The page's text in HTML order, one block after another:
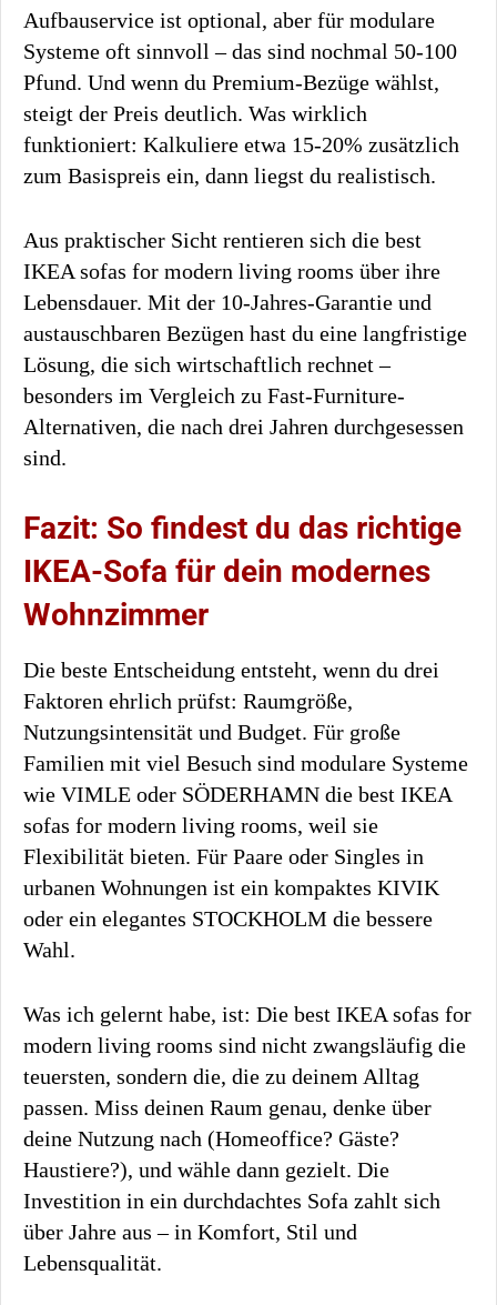
Aufbauservice ist optional, aber für modulare
Systeme oft sinnvoll – das sind nochmal 50-100
Pfund. Und wenn du Premium-Bezüge wählst,
steigt der Preis deutlich. Was wirklich
funktioniert: Kalkuliere etwa 15-20% zusätzlich
zum Basispreis ein, dann liegst du realistisch.
Aus praktischer Sicht rentieren sich die best
IKEA sofas for modern living rooms über ihre
Lebensdauer. Mit der 10-Jahres-Garantie und
austauschbaren Bezügen hast du eine langfristige
Lösung, die sich wirtschaftlich rechnet –
besonders im Vergleich zu Fast-Furniture-
Alternativen, die nach drei Jahren durchgesessen
sind.
Fazit: So findest du das richtige
IKEA-Sofa für dein modernes
Wohnzimmer
Die beste Entscheidung entsteht, wenn du drei
Faktoren ehrlich prüfst: Raumgröße,
Nutzungsintensität und Budget. Für große
Familien mit viel Besuch sind modulare Systeme
wie VIMLE oder SÖDERHAMN die best IKEA
sofas for modern living rooms, weil sie
Flexibilität bieten. Für Paare oder Singles in
urbanen Wohnungen ist ein kompaktes KIVIK
oder ein elegantes STOCKHOLM die bessere
Wahl.
Was ich gelernt habe, ist: Die best IKEA sofas for
modern living rooms sind nicht zwangsläufig die
teuersten, sondern die, die zu deinem Alltag
passen. Miss deinen Raum genau, denke über
deine Nutzung nach (Homeoffice? Gäste?
Haustiere?), und wähle dann gezielt. Die
Investition in ein durchdachtes Sofa zahlt sich
über Jahre aus – in Komfort, Stil und
Lebensqualität.